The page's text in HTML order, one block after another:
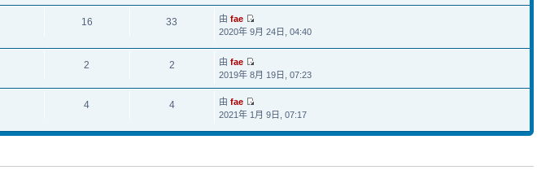
16 33 由fae
2020年 9月 24日, 04:40
2 2 由fae
2019年 8月 19日, 07:23
4 4 由fae
2021年 1月 9日, 07:17